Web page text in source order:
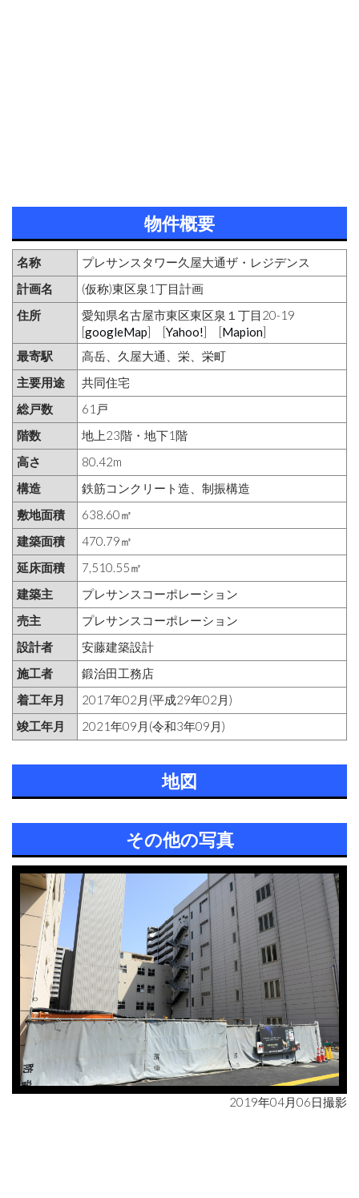
物件概要
名称
プレサンスタワー久屋大通ザ・レジデンス
計画名
(仮称)東区泉1丁目計画
住所
愛知県名古屋市東区東区泉１丁目20-19
[googleMap] [Yahoo!] [Mapion]
最寄駅
高岳、久屋大通、栄、栄町
主要用途
共同住宅
総戸数
61戸
階数
地上23階・地下1階
高さ
80.42m
構造
鉄筋コンクリート造、制振構造
敷地面積
638.60㎡
建築面積
470.79㎡
延床面積
7,510.55㎡
建築主
プレサンスコーポレーション
売主
プレサンスコーポレーション
設計者
安藤建築設計
施工者
鍛治田工務店
着工年月
2017年02月(平成29年02月)
竣工年月
2021年09月(令和3年09月)
地図
その他の写真
2019年04月06日撮影